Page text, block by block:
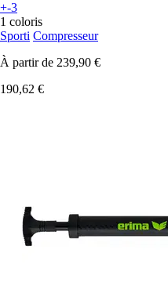
+-3
1 coloris
Sporti Compresseur
À partir de 239,90 €
190,62 €